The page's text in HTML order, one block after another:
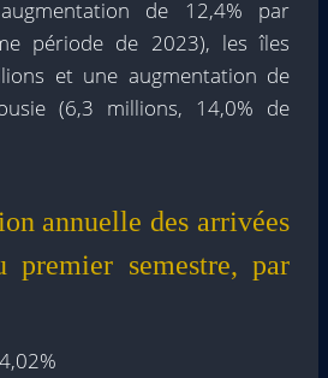
de 12,4% par
période de 2023), les îles
et une augmentation de
(6,3 millions, 14,0% de
annuelle des arrivées
premier semestre, par